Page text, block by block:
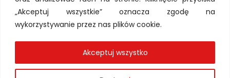
„Akceptuj wszystkie” oznacza zgodę na
wykorzystywanie przez nas plików cookie.
Akceptuj wszystko